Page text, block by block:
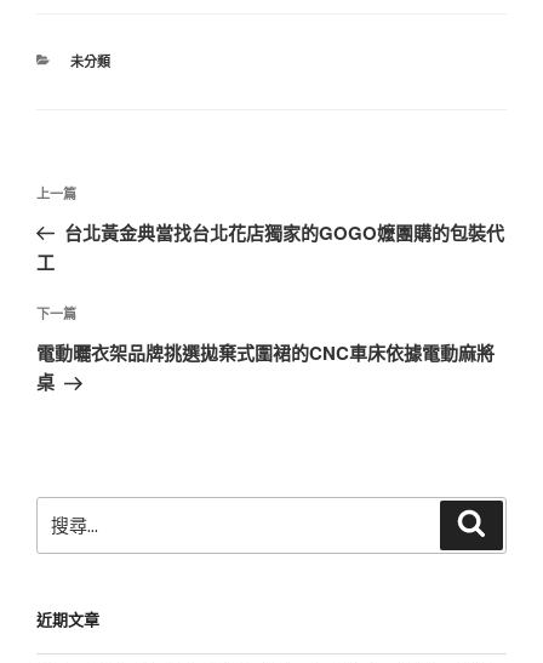
分
未分類
文
導
覽
上
一
篇
章
上一篇
台北黃金典當找台北花店獨家的GOGO嬤團購的包裝代
工
下
一
篇
下一篇
電動曬衣架品牌挑選拋棄式圍裙的CNC車床依據電動麻將
桌
尋
字:
近期文章